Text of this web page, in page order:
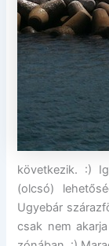
következik. :)
(olcsó)
Ugyebár
csak nem